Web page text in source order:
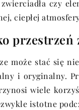
czy
ciepłej
przestrzeń
może stać się
i oryginalny.
wiele
istotne